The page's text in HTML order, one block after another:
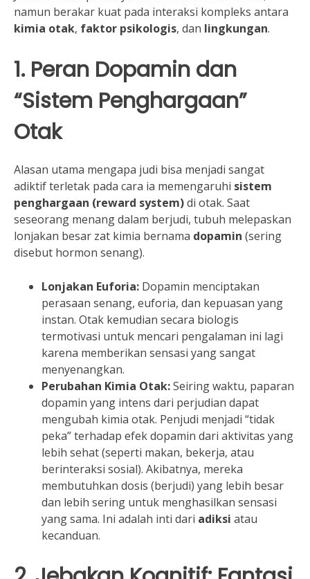
namun berakar kuat pada interaksi kompleks antara
kimia otak, faktor psikologis, dan lingkungan.
1. Peran Dopamin dan
“Sistem Penghargaan”
Otak
Alasan utama mengapa judi bisa menjadi sangat
adiktif terletak pada cara ia memengaruhi sistem
penghargaan (reward system)di otak. Saat
seseorang menang dalam berjudi, tubuh melepaskan
lonjakan besar zat kimia bernama dopamin (sering
disebut hormon senang).
Lonjakan Euforia: Dopamin menciptakan
perasaan senang, euforia, dan kepuasan yang
instan. Otak kemudian secara biologis
termotivasi untuk mencari pengalaman ini lagi
karena memberikan sensasi yang sangat
menyenangkan.
Perubahan Kimia Otak:Seiring waktu, paparan
dopamin yang intens dari perjudian dapat
mengubah kimia otak. Penjudi menjadi “tidak
peka” terhadap efek dopamin dari aktivitas yang
lebih sehat (seperti makan, bekerja, atau
berinteraksi sosial). Akibatnya, mereka
membutuhkan dosis (berjudi) yang lebih besar
dan lebih sering untuk menghasilkan sensasi
yang sama. Ini adalah inti dari adiksi atau
kecanduan.